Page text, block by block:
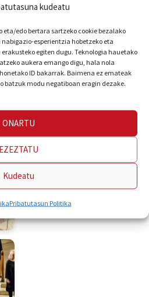
kudeatu
edo bertara sartzeko cookie bezalako
esperientzia hobetzeko eta
egiten dugu. Teknologia hauetako
aukera emango digu, hala nola
ID bakarrak. Baimena ez emateak
batzuk modu negatiboan eragin dezake.
ONARTU
EZEZTATU
Kudeatu
Pribatutasun Politika